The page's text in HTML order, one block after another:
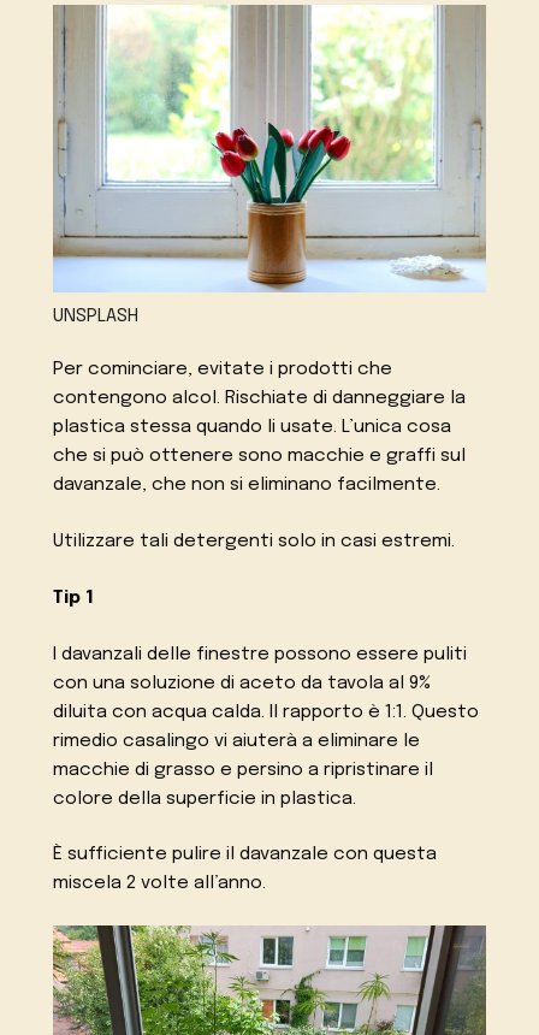
UNSPLASH
Per cominciare, evitate i prodotti che
contengono alcol. Rischiate di danneggiare la
plastica stessa quando li usate. L’unica cosa
che si può ottenere sono macchie e graffi sul
davanzale, che non si eliminano facilmente.
Utilizzare tali detergenti solo in casi estremi.
Tip 1
I davanzali delle finestre possono essere puliti
con una soluzione di aceto da tavola al 9%
diluita con acqua calda. Il rapporto è 1:1. Questo
rimedio casalingo vi aiuterà a eliminare le
macchie di grasso e persino a ripristinare il
colore della superficie in plastica.
È sufficiente pulire il davanzale con questa
miscela 2 volte all’anno.